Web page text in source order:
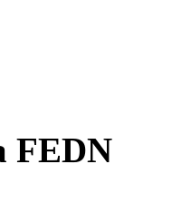
FEDN